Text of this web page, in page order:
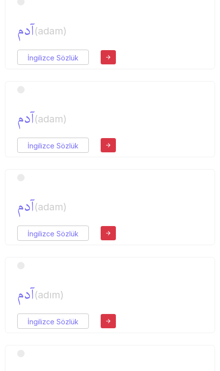
آدم(adam)
İngilizce Sözlük
آدم(adam)
İngilizce Sözlük
آدم(adam)
İngilizce Sözlük
آدم(adım)
İngilizce Sözlük